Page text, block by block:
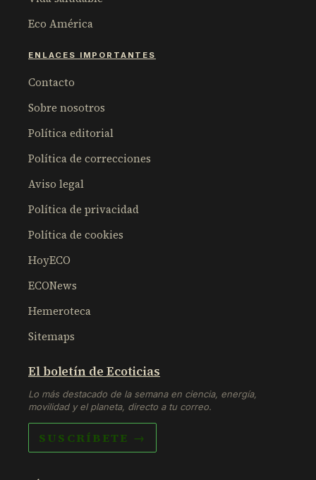
Eco América
ENLACES IMPORTANTES
Contacto
Sobre nosotros
Política editorial
Política de correcciones
Aviso legal
Política de privacidad
Política de cookies
HoyECO
ECONews
Hemeroteca
Sitemaps
El boletín de Ecoticias
Lo más destacado de la semana en ciencia, energía,
movilidad y el planeta, directo a tu correo.
SUSCRÍBETE →